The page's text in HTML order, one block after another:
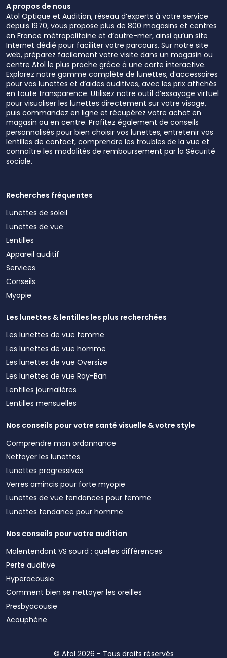
A propos de nous
Atol Optique et Audition, réseau d’experts à votre service
depuis 1970, vous propose plus de 800 magasins et centres
en France métropolitaine et d’outre-mer, ainsi qu’un site
Internet dédié pour faciliter votre parcours. Sur notre site
web, préparez facilement votre visite dans un magasin ou
centre Atol le plus proche grâce à une carte interactive.
Explorez notre gamme complète de lunettes, d’accessoires
pour vos lunettes et d’aides auditives, avec les prix affichés
en toute transparence. Utilisez notre outil d’essayage virtuel
pour visualiser les lunettes directement sur votre visage,
puis commandez en ligne et récupérez votre achat en
magasin ou en centre. Profitez également de conseils
personnalisés pour bien choisir vos lunettes, entretenir vos
lentilles de contact, comprendre les troubles de la vue et
connaître les modalités de remboursement par la Sécurité
sociale.
Recherches fréquentes
Lunettes de soleil
Lunettes de vue
Lentilles
Appareil auditif
Services
Conseils
Myopie
Les lunettes & lentilles les plus recherchées
Les lunettes de vue femme
Les lunettes de vue homme
Les lunettes de vue Oversize
Les lunettes de vue Ray-Ban
Lentilles journalières
Lentilles mensuelles
Nos conseils pour votre santé visuelle & votre style
Comprendre mon ordonnance
Nettoyer les lunettes
Lunettes progressives
Verres amincis pour forte myopie
Lunettes de vue tendances pour femme
Lunettes tendance pour homme
Nos conseils pour votre audition
Malentendant VS sourd : quelles différences
Perte auditive
Hyperacousie
Comment bien se nettoyer les oreilles
Presbyacousie
Acouphène
© Atol 2026 - Tous droits réservés